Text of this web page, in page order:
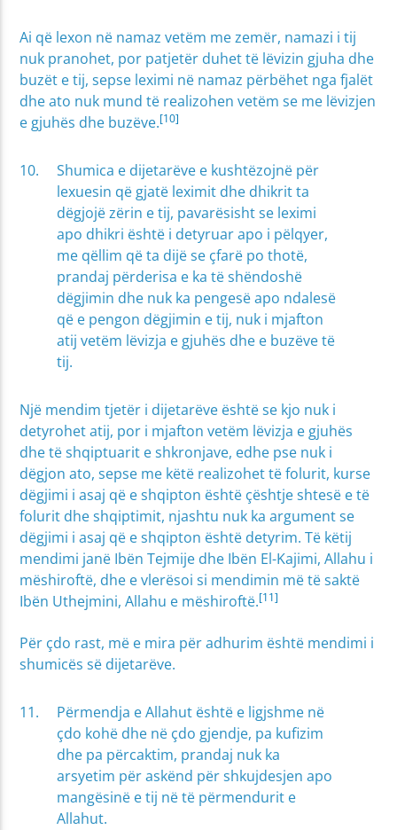
Ai që lexon në namaz vetëm me zemër, namazi i tij
nuk pranohet, por patjetër duhet të lëvizin gjuha dhe
buzët e tij, sepse leximi në namaz përbëhet nga fjalët
dhe ato nuk mund të realizohen vetëm se me lëvizjen
e gjuhës dhe buzëve.[10]
Shumica e dijetarëve e kushtëzojnë për
lexuesin që gjatë leximit dhe dhikrit ta
dëgjojë zërin e tij, pavarësisht se leximi
apo dhikri është i detyruar apo i pëlqyer,
me qëllim që ta dijë se çfarë po thotë,
prandaj përderisa e ka të shëndoshë
dëgjimin dhe nuk ka pengesë apo ndalesë
që e pengon dëgjimin e tij, nuk i mjafton
atij vetëm lëvizja e gjuhës dhe e buzëve të
tij.
Një mendim tjetër i dijetarëve është se kjo nuk i
detyrohet atij, por i mjafton vetëm lëvizja e gjuhës
dhe të shqiptuarit e shkronjave, edhe pse nuk i
dëgjon ato, sepse me këtë realizohet të folurit, kurse
dëgjimi i asaj që e shqipton është çështje shtesë e të
folurit dhe shqiptimit, njashtu nuk ka argument se
dëgjimi i asaj që e shqipton është detyrim. Të këtij
mendimi janë Ibën Tejmije dhe Ibën El-Kajimi, Allahu i
mëshiroftë, dhe e vlerësoi si mendimin më të saktë
Ibën Uthejmini, Allahu e mëshiroftë.[11]
Për çdo rast, më e mira për adhurim është mendimi i
shumicës së dijetarëve.
Përmendja e Allahut është e ligjshme në
çdo kohë dhe në çdo gjendje, pa kufizim
dhe pa përcaktim, prandaj nuk ka
arsyetim për askënd për shkujdesjen apo
mangësinë e tij në të përmendurit e
Allahut.